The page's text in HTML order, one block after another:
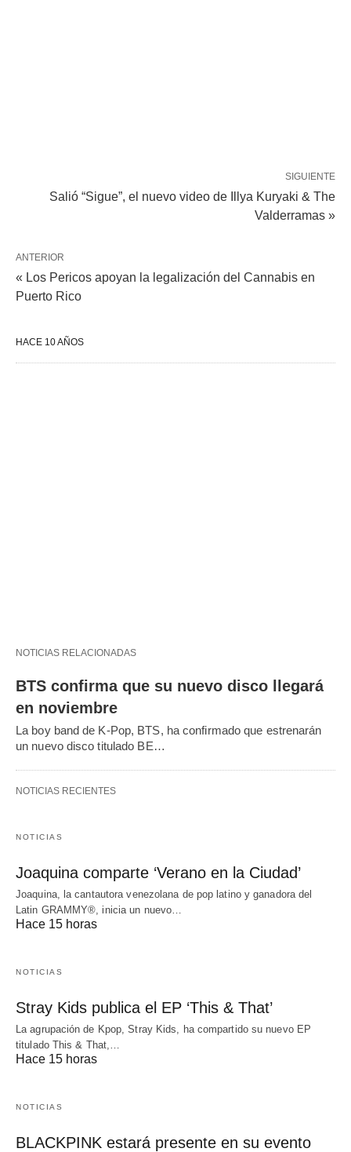
SIGUIENTE
Salió “Sigue”, el nuevo video de Illya Kuryaki & The
Valderramas »
ANTERIOR
« Los Pericos apoyan la legalización del Cannabis en
Puerto Rico
HACE 10 AÑOS
NOTICIAS RELACIONADAS
BTS confirma que su nuevo disco llegará
en noviembre
La boy band de K-Pop, BTS, ha confirmado que estrenarán
un nuevo disco titulado BE…
NOTICIAS RECIENTES
NOTICIAS
Joaquina comparte ‘Verano en la Ciudad’
Joaquina, la cantautora venezolana de pop latino y ganadora del
Latin GRAMMY®, inicia un nuevo…
Hace 15 horas
NOTICIAS
Stray Kids publica el EP ‘This & That’
La agrupación de Kpop, Stray Kids, ha compartido su nuevo EP
titulado This & That,…
Hace 15 horas
NOTICIAS
BLACKPINK estará presente en su evento